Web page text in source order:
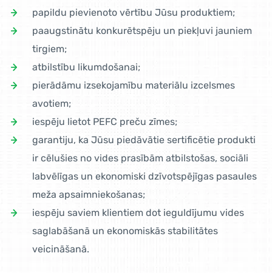
papildu pievienoto vērtību Jūsu produktiem;
paaugstinātu konkurētspēju un piekļuvi jauniem
tirgiem;
atbilstību likumdošanai;
pierādāmu izsekojamību materiālu izcelsmes
avotiem;
iespēju lietot PEFC preču zīmes;
garantiju, ka Jūsu piedāvātie sertificētie produkti
ir cēlušies no vides prasībām atbilstošas, sociāli
labvēlīgas un ekonomiski dzīvotspējīgas pasaules
meža apsaimniekošanas;
iespēju saviem klientiem dot ieguldījumu vides
saglabāšanā un ekonomiskās stabilitātes
veicināšanā.